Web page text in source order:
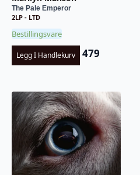
The Pale Emperor
2LP - LTD
Bestillingsvare
Legg I Handlekurv 479